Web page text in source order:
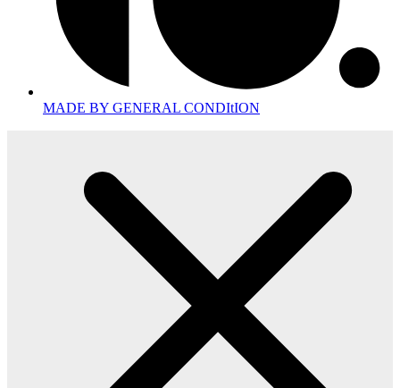
MADE BY GENERAL CONDItION